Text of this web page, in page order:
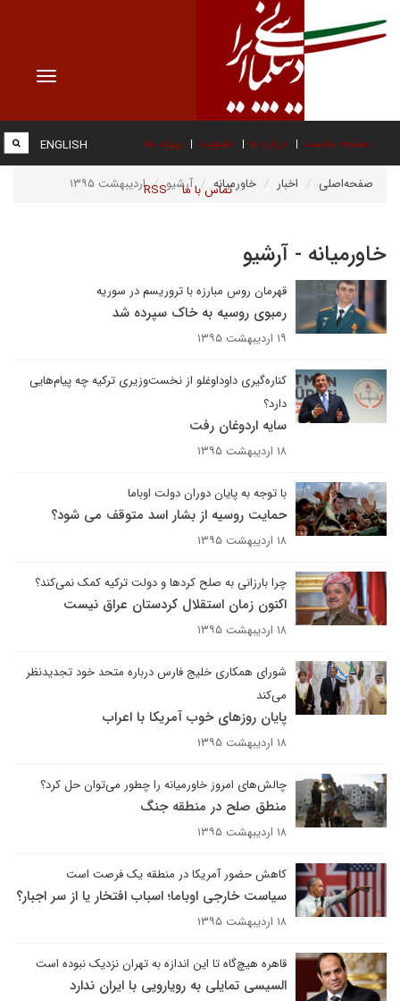
Toggle
صفحه نخست درباره ما عضویت پیوند ها
تماس با ما RSS
ENGLISH
صفحه‌اصلی اخبار خاورمیانه آرشیو اردیبهشت ۱۳۹۵
خاورمیانه - آرشیو
قهرمان روس مبارزه با تروریسم در سوریه
رمبوی روسیه به خاک سپرده شد
۱۹ اردیبهشت ۱۳۹۵
کناره‌گیری داوداوغلو از نخست‌وزیری ترکیه چه پیام‌هایی
دارد؟
سایه اردوغان رفت
۱۸ اردیبهشت ۱۳۹۵
با توجه به پایان دوران دولت اوباما
حمایت روسیه از بشار اسد متوقف می شود؟
۱۸ اردیبهشت ۱۳۹۵
چرا بارزانی به صلح کرد‌ها و دولت ترکیه کمک نمی‌کند؟
اکنون زمان استقلال کردستان عراق نیست
۱۸ اردیبهشت ۱۳۹۵
شورای همکاری خلیج فارس درباره متحد خود تجدیدنظر
می‌کند
پایان روزهای خوب آمریکا با اعراب
۱۸ اردیبهشت ۱۳۹۵
چالش‌های امروز خاورمیانه را چطور می‌توان حل کرد؟
منطق صلح در منطقه جنگ
۱۸ اردیبهشت ۱۳۹۵
کاهش حضور آمریکا در منطقه یک فرصت است
سیاست خارجی اوباما؛ اسباب افتخار یا از سر اجبار؟
۱۸ اردیبهشت ۱۳۹۵
قاهره هیچ‌گاه تا این اندازه به تهران نزدیک نبوده است
السیسی تمایلی به رویارویی با ایران ندارد